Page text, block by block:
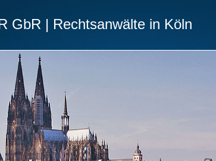
GbR | Rechtsanwälte in Köln